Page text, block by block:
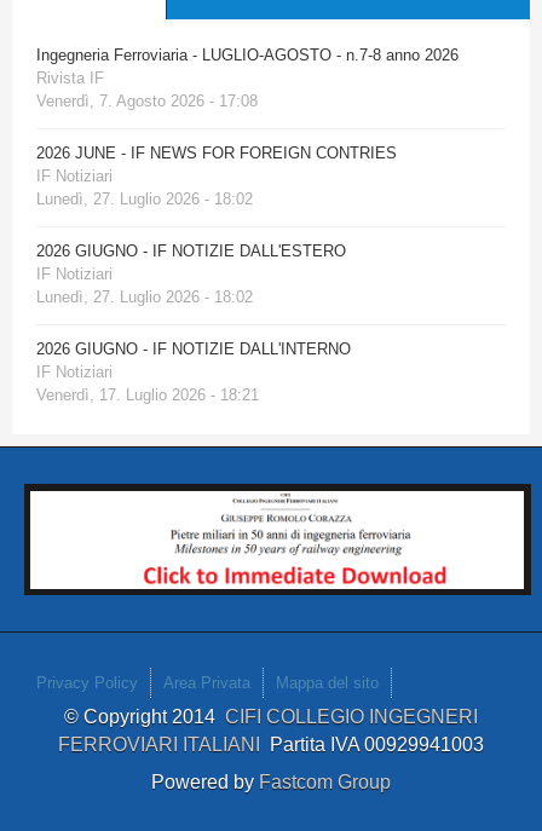
Ingegneria Ferroviaria - LUGLIO-AGOSTO - n.7-8 anno 2026
Rivista IF
Venerdì, 7. Agosto 2026 - 17:08
2026 JUNE - IF NEWS FOR FOREIGN CONTRIES
IF Notiziari
Lunedì, 27. Luglio 2026 - 18:02
2026 GIUGNO - IF NOTIZIE DALL'ESTERO
IF Notiziari
Lunedì, 27. Luglio 2026 - 18:02
2026 GIUGNO - IF NOTIZIE DALL'INTERNO
IF Notiziari
Venerdì, 17. Luglio 2026 - 18:21
Privacy Policy Area Privata Mappa del sito
© Copyright 2014 CIFI COLLEGIO INGEGNERI
FERROVIARI ITALIANI Partita IVA 00929941003
Powered by Fastcom Group